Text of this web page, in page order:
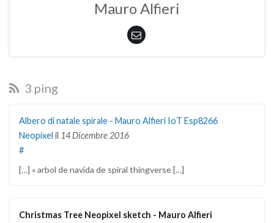
Mauro Alfieri
3 ping
Albero di natale spirale - Mauro Alfieri IoT Esp8266
Neopixel il 14 Dicembre 2016
#
[…] « arbol de navida de spiral thingverse […]
Christmas Tree Neopixel sketch - Mauro Alfieri